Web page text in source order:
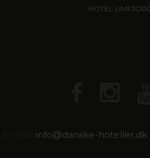
HOTEL
info@danske-hoteller.dk